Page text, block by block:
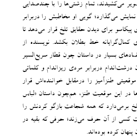
می‌‌کشیدند، تمام زشتی‌‌ها را با چندصدایی
می‌‌گذارد؛ گویی او مخاطبش را دربرابر
برای دیدن حقایق تلخ قرار می‌‌دهد تا
کمال‌‌گرایانه خط بطلان بکشد. نویسنده از
بسیار در داستان چون قطار سریع‌‌السیر
دربرابر مردی ریزاندام و کلماتی
طنزآمیز را درمقابل خواننده‌‌اش قرار
در این موقعیت طنز، هم‌چون داستان «لباس
برمی‌‌دارد که همه شجاعت بازگو کردنش را
کسی از آن حرف می‌‌زند؛ حرفی که بقیه در
کرده بوده‌‌اند.